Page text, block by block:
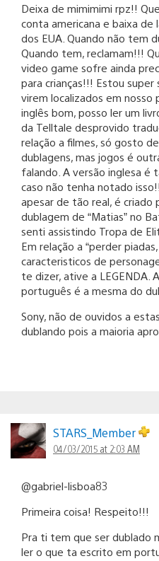
Deixa de mimimimi rpz!!
conta americana e baixa de
dos EUA. Quando não tem
Quando tem, reclamam!!!
video game sofre ainda
para crianças!!! Estou
virem localizados em nosso
inglês bom, posso ler um
da Telltale desprovido
relação a filmes, só gosto
dublagens, mas jogos é
falando. A versão inglesa é
caso não tenha notado
apesar de tão real, é
dublagem de “Matias” no
senti assistindo Tropa de
Em relação a “perder
caracteristicos de
te dizer, ative a LEGENDA.
português é a mesma do
Sony, não de ouvidos a
dublando pois a maioria
STARS_Member
04/03/2015 at 2:03 AM
@gabriel-lisboa83
Primeira coisa! Respeito!!!
Pra ti tem que ser dublado
ler o que ta escrito em